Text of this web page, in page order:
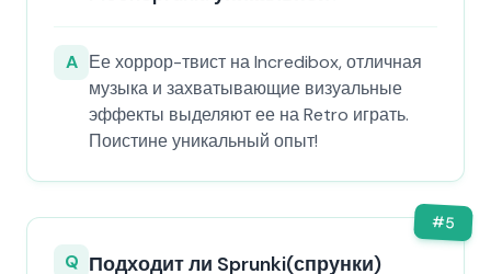
A Ее хоррор-твист на Incredibox, отличная
музыка и захватывающие визуальные
эффекты выделяют ее на Retro играть.
Поистине уникальный опыт!
#5
Q Подходит ли Sprunki(спрунки)